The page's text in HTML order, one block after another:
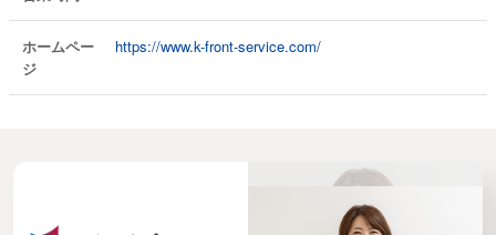
ホームペー
ジ
https://www.k-front-service.com/